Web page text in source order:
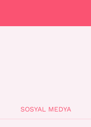
SOSYAL MEDYA